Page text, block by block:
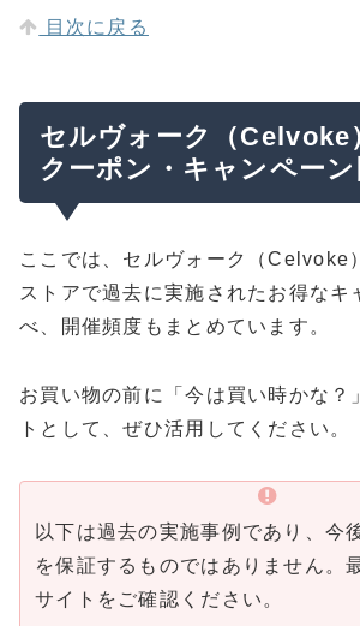
目次に戻る
セルヴォーク（Celvoke
クーポン・キャンペー
ここでは、セルヴォーク（Celvoke
ストアで過去に実施されたお得なキ
べ、開催頻度もまとめています。
お買い物の前に「今は買い時かな？
トとして、ぜひ活用してください。
以下は過去の実施事例であり、今
を保証するものではありません。
サイトをご確認ください。